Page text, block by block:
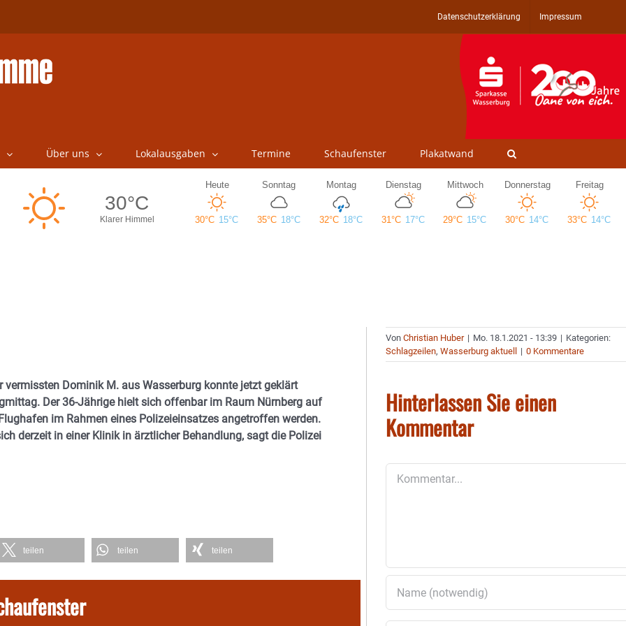
Datenschutzerklärung Impressum
Über uns Lokalausgaben Termine Schaufenster Plakatwand
vermissten Dominik M. aus Wasserburg konnte jetzt geklärt
Der 36-Jährige hielt sich offenbar im Raum Nürnberg auf
im Rahmen eines Polizeieinsatzes angetroffen werden.
derzeit in einer Klinik in ärztlicher Behandlung, sagt die Polizei
teilen teilen teilen
VonChristian Huber | Mo. 18.1.2021 - 13:39 | Kategorien:
Schlagzeilen,Wasserburg aktuell | 0 Kommentare
Hinterlassen Sie einen
Kommentar